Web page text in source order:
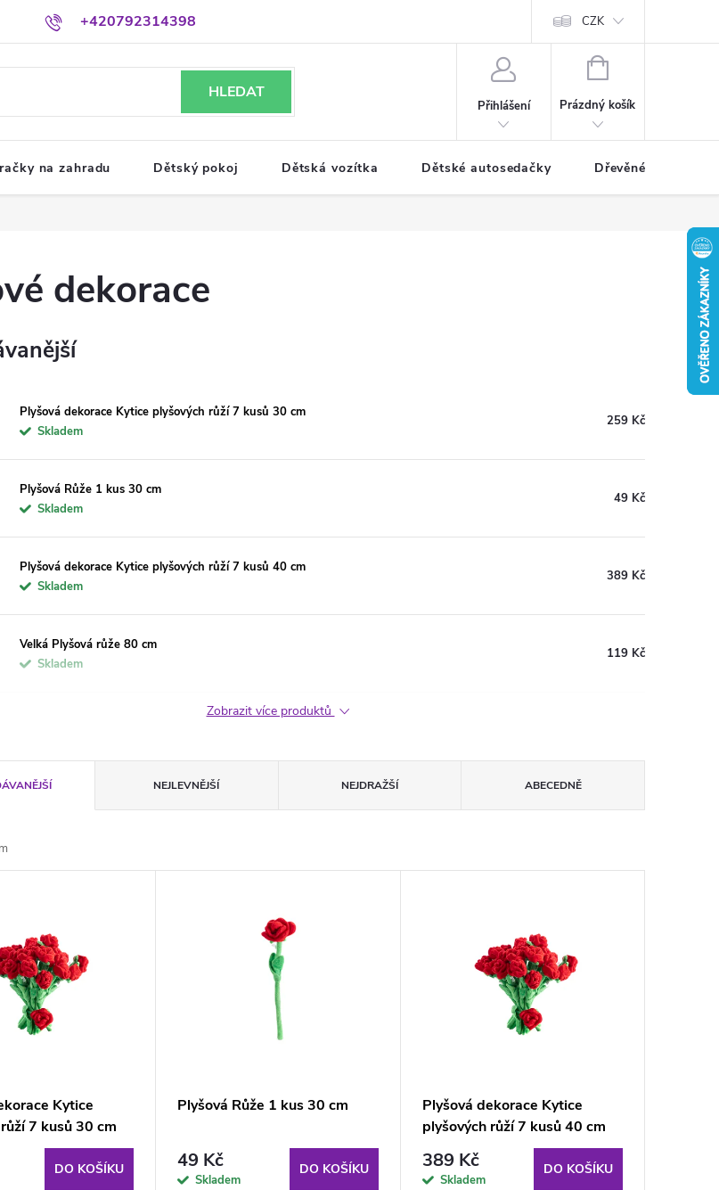
+420792314398 CZK
HLEDAT
Přihlášení
NÁKUPNÍ
Prázdný košík
na zahradu Dětský pokoj Dětská vozítka Dětské autosedačky Dřevěné hračky
dekorace
Plyšová dekorace Kytice plyšových růží 7 kusů 30 cm
Skladem
259 Kč
Plyšová Růže 1 kus 30 cm
Skladem
49 Kč
Plyšová dekorace Kytice plyšových růží 7 kusů 40 cm
Skladem
389 Kč
Velká Plyšová růže 80 cm
Skladem
119 Kč
Zobrazit více produktů
NEJLEVNĚJŠÍ NEJDRAŽŠÍ ABECEDNĚ
Kytice
7 kusů 30 cm
DO KOŠÍKU
Plyšová Růže 1 kus 30 cm
49 Kč
Skladem
DO KOŠÍKU
Plyšová dekorace Kytice
plyšových růží 7 kusů 40 cm
389 Kč
Skladem
DO KOŠÍKU